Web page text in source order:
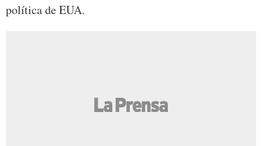
política de EUA.